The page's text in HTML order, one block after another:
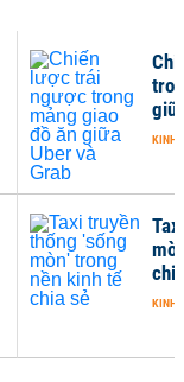
KINH
KINH